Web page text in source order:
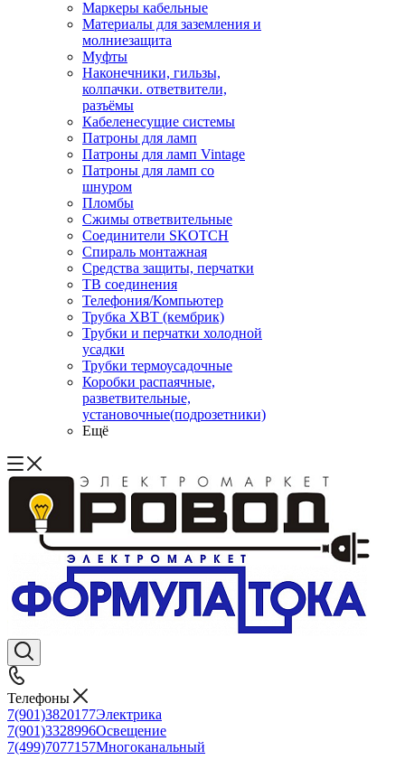
Маркеры кабельные
Материалы для заземления и
молниезащита
Муфты
Наконечники, гильзы,
колпачки. ответвители,
разъёмы
Кабеленесущие системы
Патроны для ламп
Патроны для ламп Vintage
Патроны для ламп со
шнуром
Пломбы
Сжимы ответвительные
Соединители SKOTCH
Спираль монтажная
Средства защиты, перчатки
ТВ соединения
Телефония/Компьютер
Трубка ХВТ (кембрик)
Трубки и перчатки холодной
усадки
Трубки термоусадочные
Коробки распаячные,
разветвительные,
установочные(подрозетники)
Ещё
Телефоны
7(901)3820177Электрика
7(901)3328996Освещение
7(499)7077157Многоканальный